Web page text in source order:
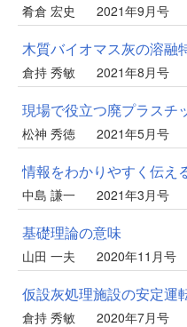
肴倉 宏史 2021年9月号
木質バイオマス灰の溶融
倉持 秀敏 2021年8月号
現場で役立つ廃プラスチ
松神 秀徳 2021年5月号
情報をわかりやすく伝え
中島 謙一 2021年3月号
基礎理論の意味
山田 一夫 2020年11月号
仮設灰処理施設の安定運
倉持 秀敏 2020年7月号